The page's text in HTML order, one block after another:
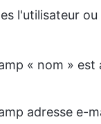
l'utilisateur
« nom »
adresse e-